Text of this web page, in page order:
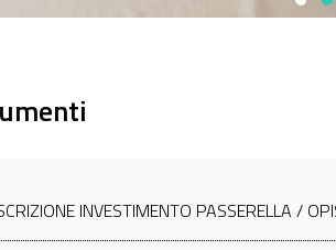
INVESTIMENTO PASSERELLA /